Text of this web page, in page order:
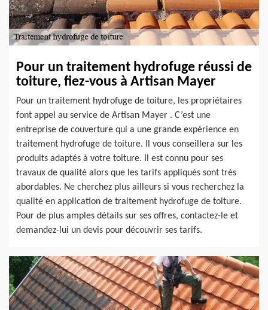
Pour un traitement hydrofuge réussi de
toiture, fiez-vous à Artisan Mayer
Pour un traitement hydrofuge de toiture, les propriétaires
font appel au service de Artisan Mayer . C’est une
entreprise de couverture qui a une grande expérience en
traitement hydrofuge de toiture. Il vous conseillera sur les
produits adaptés à votre toiture. Il est connu pour ses
travaux de qualité alors que les tarifs appliqués sont très
abordables. Ne cherchez plus ailleurs si vous recherchez la
qualité en application de traitement hydrofuge de toiture.
Pour de plus amples détails sur ses offres, contactez-le et
demandez-lui un devis pour découvrir ses tarifs.